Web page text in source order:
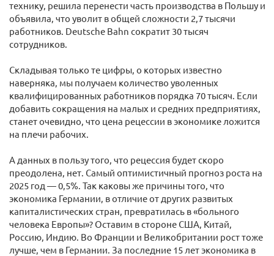
технику, решила перенести часть производства в Польшу и
объявила, что уволит в общей сложности 2,7 тысячи
работников. Deutsche Bahn сократит 30 тысяч
сотрудников.
Складывая только те цифры, о которых известно
наверняка, мы получаем количество уволенных
квалифицированных работников порядка 70 тысяч. Если
добавить сокращения на малых и средних предприятиях,
станет очевидно, что цена рецессии в экономике ложится
на плечи рабочих.
А данных в пользу того, что рецессия будет скоро
преодолена, нет. Самый оптимистичный прогноз роста на
2025 год — 0,5%. Так каковы же причины того, что
экономика Германии, в отличие от других развитых
капиталистических стран, превратилась в «больного
человека Европы»? Оставим в стороне США, Китай,
Россию, Индию. Во Франции и Великобритании рост тоже
лучше, чем в Германии. За последние 15 лет экономика в